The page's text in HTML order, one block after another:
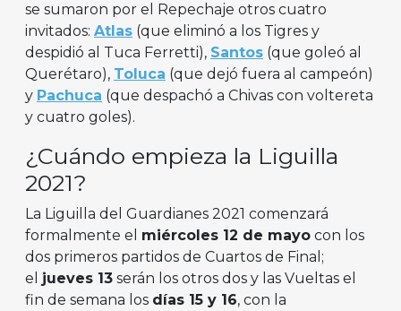
se sumaron por el Repechaje otros cuatro
invitados: Atlas (que eliminó a los Tigres y
despidió al Tuca Ferretti), Santos (que goleó al
Querétaro), Toluca (que dejó fuera al campeón)
y Pachuca (que despachó a Chivas con voltereta
y cuatro goles).
¿Cuándo empieza la Liguilla
2021?
La Liguilla del Guardianes 2021 comenzará
formalmente el miércoles 12 de mayo con los
dos primeros partidos de Cuartos de Final;
el jueves 13 serán los otros dos y las Vueltas el
fin de semana los días 15 y 16, con la